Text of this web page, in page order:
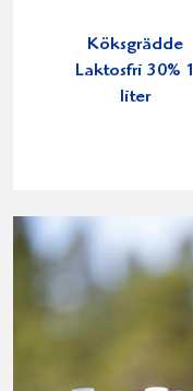
Köksgrädde
Laktosfri 30% 1
liter